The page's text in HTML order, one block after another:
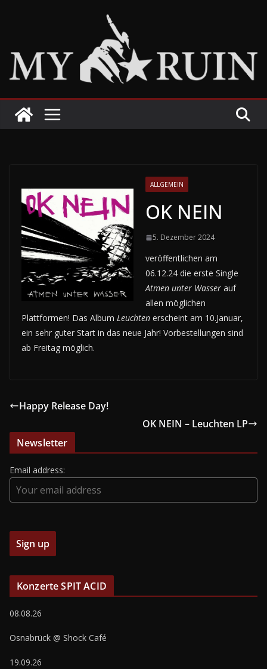
ALLGEMEIN
OK NEIN
5. Dezember 2024
veröffentlichen am
06.12.24 die erste Single
Atmen unter Wasser auf
allen möglichen
Plattformen! Das Album Leuchten erscheint am 10.Januar,
ein sehr guter Start in das neue Jahr! Vorbestellungen sind
ab Freitag möglich.
Happy Release Day!
OK NEIN – Leuchten LP
Newsletter
Email address:
Konzerte SPIT ACID
08.08.26
Osnabrück @ Shock Café
19.09.26